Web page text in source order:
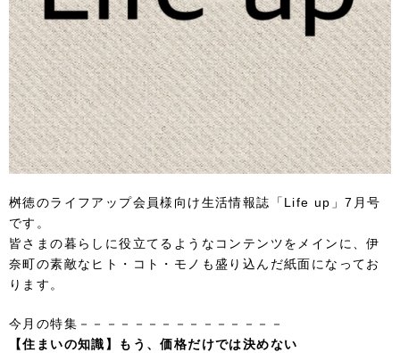
桝徳のライフアップ会員様向け生活情報誌「Life up」7月号
です。
皆さまの暮らしに役立てるようなコンテンツをメインに、伊
奈町の素敵なヒト・コト・モノも盛り込んだ紙面になってお
ります。
今月の特集－－－－－－－－－－－－－－－
【住まいの知識】もう、価格だけでは決めない